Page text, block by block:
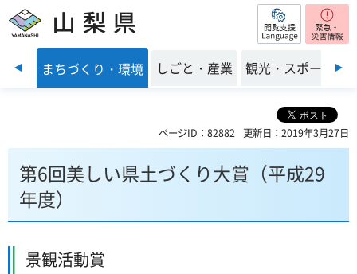
山梨県 閲覧支援
祉 まちづくり・環境 しごと・産業 観光・スポーツ
ページID：82882 更新日：2019年3月27日
第6回美しい県土づくり大賞（平成29
年度）
景観活動賞